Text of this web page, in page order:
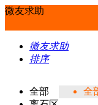
微友求助
微友求助
排序
全部
全